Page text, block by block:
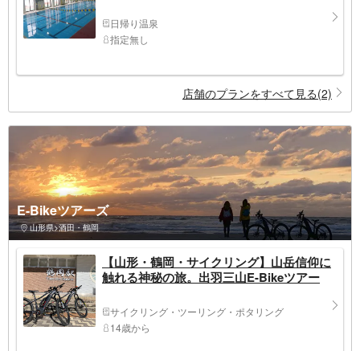
日帰り温泉
指定無し
店舗のプランをすべて見る(2)
E-Bikeツアーズ
山形県>酒田・鶴岡
【山形・鶴岡・サイクリング】山岳信仰に
触れる神秘の旅。出羽三山E-Bikeツアー
サイクリング・ツーリング・ポタリング
14歳から